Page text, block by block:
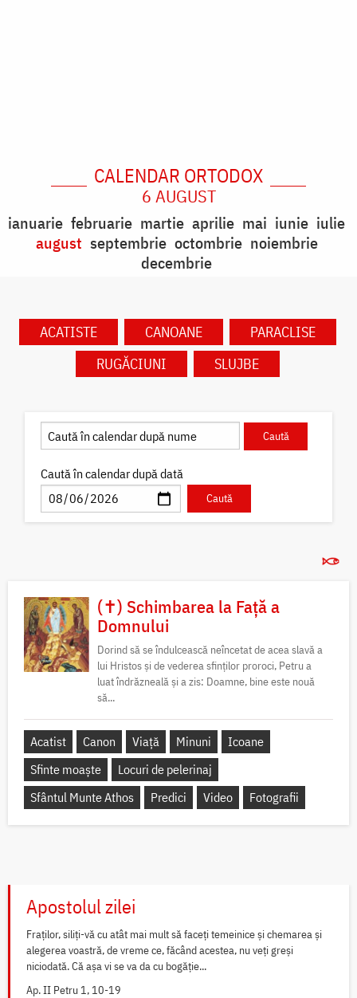
CALENDAR ORTODOX
6 AUGUST
ianuarie februarie martie aprilie mai iunie iulie
august septembrie octombrie noiembrie
decembrie
ACATISTE CANOANE
PARACLISE
RUGĂCIUNI
SLUJBE
Caută în calendar după dată
(✝) Schimbarea la Față a
Domnului
Dorind să se îndulcească neîncetat de acea slavă a
lui Hristos și de vederea sfinților proroci, Petru a
luat îndrăzneală și a zis: Doamne, bine este nouă
să...
Acatist Canon Viață Minuni
Icoane
Sfinte moaște
Locuri de pelerinaj
Sfântul Munte Athos
Predici Video Fotografii
Apostolul zilei
Fraților, siliți-vă cu atât mai mult să faceți temeinice și chemarea și
alegerea voastră, de vreme ce, făcând acestea, nu veți greși
niciodată. Că așa vi se va da cu bogăție...
Ap. II Petru 1, 10-19